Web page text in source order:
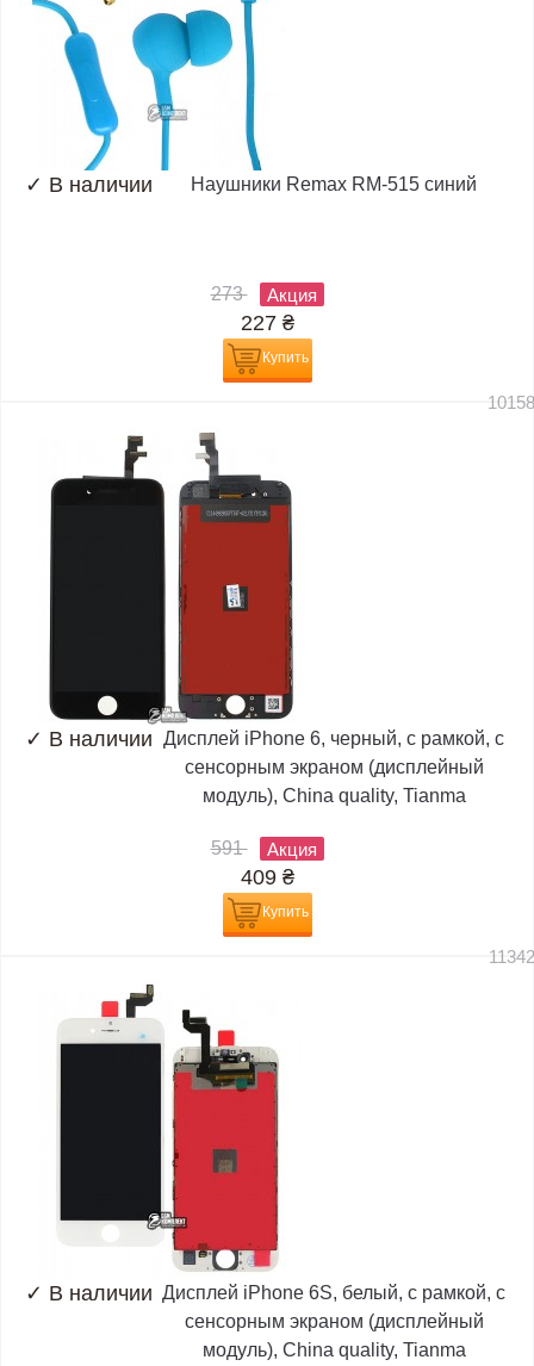
✓ В наличии Наушники Remax RM-515 синий
273 Акция
227 ₴
Купить
✓ В наличии Дисплей iPhone 6, черный, с рамкой, с
сенсорным экраном (дисплейный
модуль), China quality, Tianma
591 Акция
409 ₴
Купить
✓ В наличии Дисплей iPhone 6S, белый, с рамкой, с
сенсорным экраном (дисплейный
модуль), China quality, Tianma